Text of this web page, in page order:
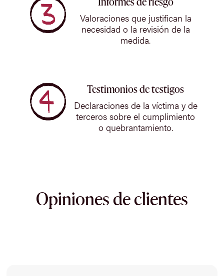
Valoraciones que justifican la
necesidad o la revisión de la
medida.
Testimonios de testigos
Declaraciones de la víctima y de
terceros sobre el cumplimiento
o quebrantamiento.
Opiniones de clientes